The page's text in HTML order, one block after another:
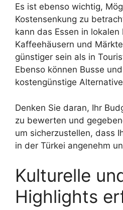
Es ist ebenso wichtig,
Kostensenkung zu
kann das Essen in lokalen
Kaffeehäusern und
günstiger sein als in
Ebenso können Busse
kostengünstige
Denken Sie daran, Ihr
zu bewerten und
um sicherzustellen, dass
in der Türkei angenehm
Kulturelle
Highlights